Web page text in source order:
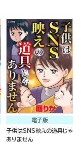
電子版
子供はSNS映えの道具じゃ
ありません